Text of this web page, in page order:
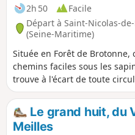
2h 50
Facile
Départ à Saint-Nicolas-
(Seine-Maritime)
Située en Forêt de
chemins faciles sous les
trouve à l'écart de toute
départ est proche du Pont
sortie nature.
Le grand huit, du
Meilles